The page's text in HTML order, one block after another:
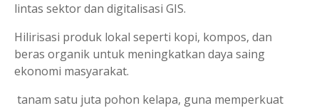
lintas sektor dan digitalisasi GIS.
Hilirisasi produk lokal seperti kopi, kompos, dan
beras organik untuk meningkatkan daya saing
ekonomi masyarakat.
tanam satu juta pohon kelapa, guna memperkuat